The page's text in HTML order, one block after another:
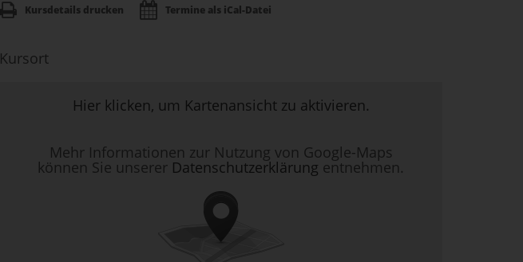
Kursdetails drucken Termine als iCal-Datei
Kursort
Hier klicken, um Kartenansicht zu aktivieren.
Mehr Informationen zur Nutzung von Google-Maps
können Sie unserer Datenschutzerklärung entnehmen.